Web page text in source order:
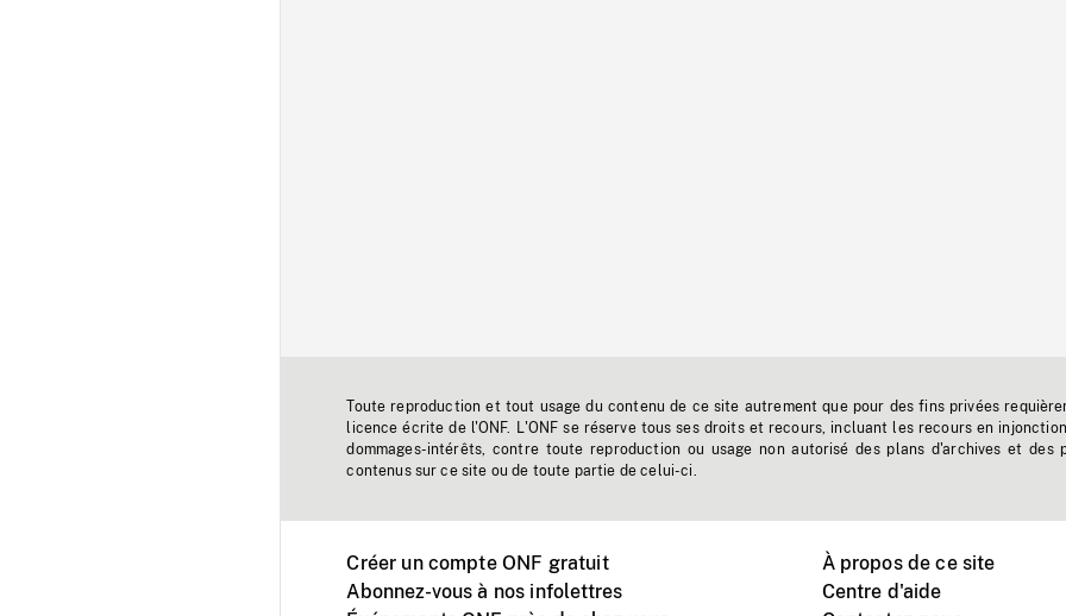
Toute reproduction et tout usage du contenu de ce site autrement que pour des fins privées
licence écrite de l'ONF. L'ONF se réserve tous ses droits et recours, incluant les recours en
dommages-intérêts, contre toute reproduction ou usage non autorisé des plans d'archives et des
contenus sur ce site ou de toute partie de celui-ci.
Créer un compte ONF gratuit
Abonnez-vous à nos infolettres
À propos de ce site
Centre d'aide